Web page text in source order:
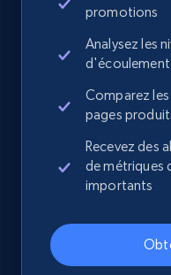
promotions
Analysez les
d'écoulement
Comparez
pages
Recevez des
de métriques
importants